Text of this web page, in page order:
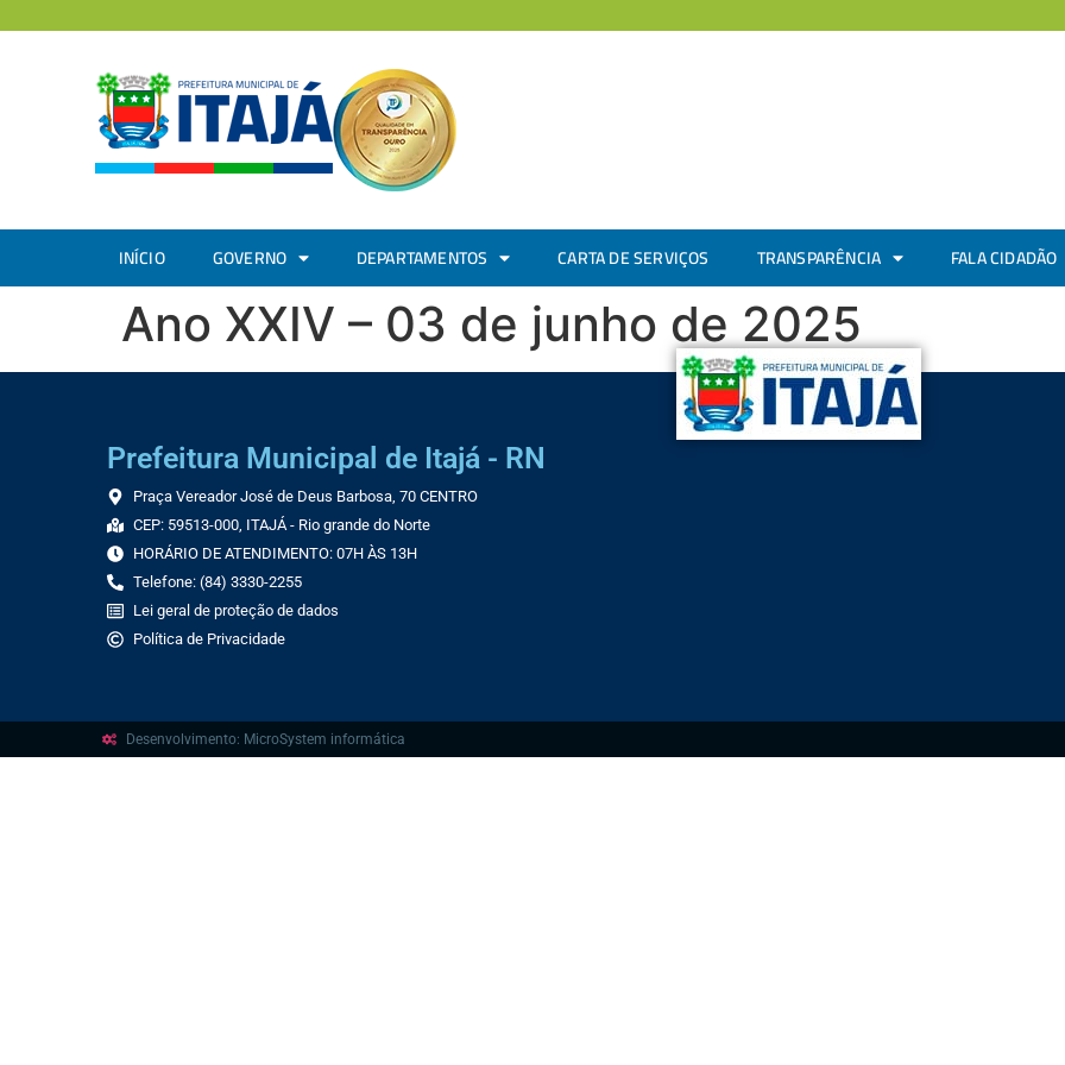
INÍCIO GOVERNO DEPARTAMENTOS CARTA DE SERVIÇOS TRANSPARÊNCIA FALA CIDADÃO
Ano XXIV – 03 de junho de 2025
Prefeitura Municipal de Itajá - RN
Praça Vereador José de Deus Barbosa, 70 CENTRO
CEP: 59513-000, ITAJÁ - Rio grande do Norte
HORÁRIO DE ATENDIMENTO: 07H ÀS 13H
Telefone: (84) 3330-2255
Lei geral de proteção de dados
Política de Privacidade
Desenvolvimento: MicroSystem informática